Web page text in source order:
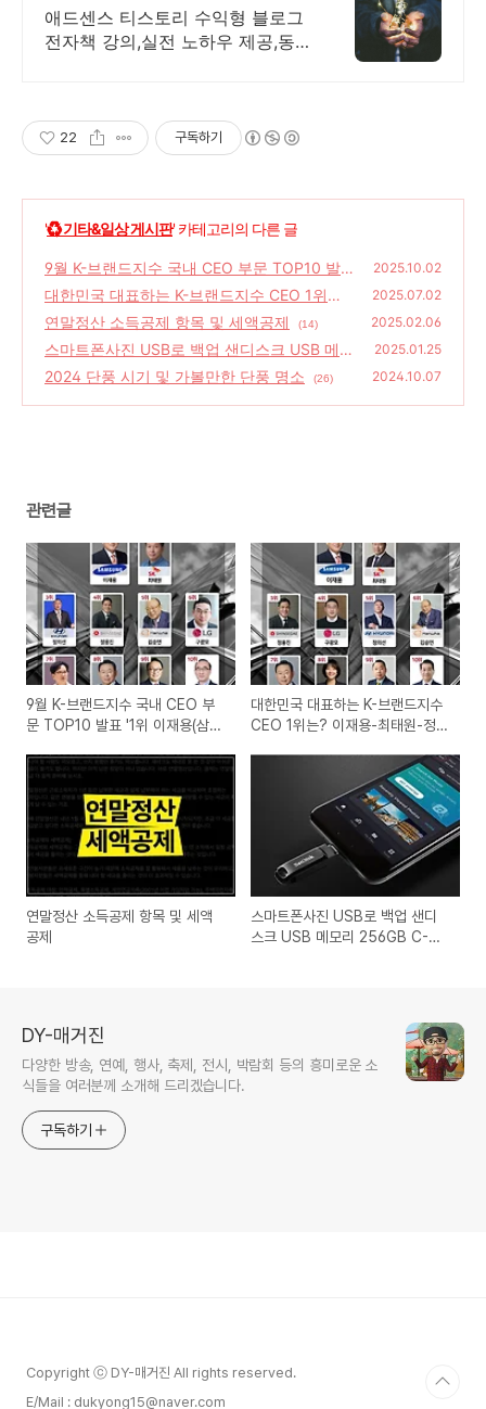
월100만원 고정 수익발생!
애드센스 티스토리 수익형 블로그
전자책 강의,실전 노하우 제공,동
22 구독하기
'♻️ 기타&일상 게시판' 카테고리의 다른 글
9월 K-브랜드지수 국내 CEO 부문 TOP10 발
표 '1위 이재용(삼성), 2위 최태원(SK), 3위 정
의선(현대차)'
(14)
2025.10.02
대한민국 대표하는 K-브랜드지수 CEO 1위는?
이재용-최태원-정용진
(24)
2025.07.02
연말정산 소득공제 항목 및 세액공제 (14) 2025.02.06
스마트폰사진 USB로 백업 샌디스크 USB 메모
리 256GB C-Type
(22)
2025.01.25
2024 단풍 시기 및 가볼만한 단풍 명소 (26) 2024.10.07
관련글
9월 K-브랜드지수 국내 CEO 부
문 TOP10 발표 '1위 이재용(삼
(현대차)'
대한민국 대표하는 K-브랜드지수
CEO 1위는? 이재용-최태원-정용
연말정산 소득공제 항목 및 세액
공제
스마트폰사진 USB로 백업 샌디
스크 USB 메모리 256GB C-
DY-매거진
다양한 방송, 연예, 행사, 축제, 전시, 박람회 등의 흥미로운 소
식들을 여러분께 소개해 드리겠습니다.
구독하기
Copyright ⓒ DY-매거진 All rights reserved.
E/Mail : dukyong15@naver.com